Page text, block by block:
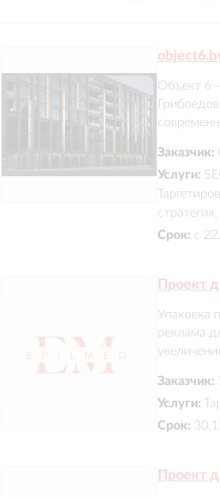
Объект 6
Заказчик:
Услуги:
Срок: с
Проект
Упаковка
реклама
Заказчик:
Услуги:
Срок:
Проект